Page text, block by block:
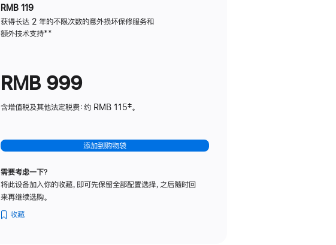
RMB 119
获得长达 2 年的不限次数的意外损坏保修服务和
额外技术支持脚
**
RMB 999
含增值税及其他法定税费：约 RMB 115‡。
添加到购物袋
需要考虑一下？
将此设备加入你的收藏，即可先保留全部配置选择，之后随时回
来再继续选购。
收藏